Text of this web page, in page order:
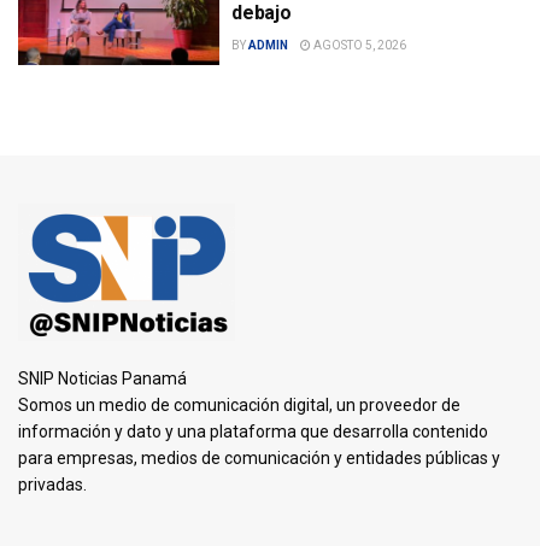
debajo
BYADMIN AGOSTO 5, 2026
SNIP Noticias Panamá
Somos un medio de comunicación digital, un proveedor de
información y dato y una plataforma que desarrolla contenido
para empresas, medios de comunicación y entidades públicas y
privadas.